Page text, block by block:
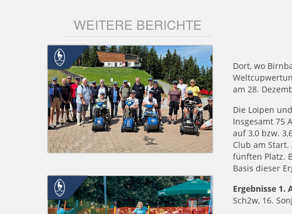
Dort, wo
am 28.
Die Loipen
Insgesamt 75
auf 3,0 bzw.
Club am
fünften Platz.
Basis dieser
Ergebnisse 1.
Sch2w, 16.
WEITERE BERICHTE